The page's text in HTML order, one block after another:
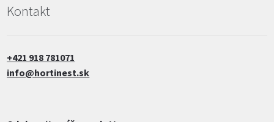
Kontakt
+421 918 781071
info@hortinest.sk